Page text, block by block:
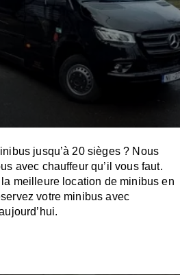
jusqu’à 20 sièges ? Nous
avec chauffeur qu’il vous faut.
meilleure location de minibus en
votre minibus avec